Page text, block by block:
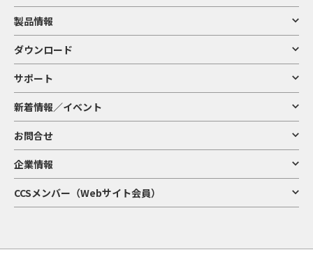
製品情報
ダウンロード
サポート
新着情報／イベント
お問合せ
企業情報
CCSメンバー（Webサイト会員）